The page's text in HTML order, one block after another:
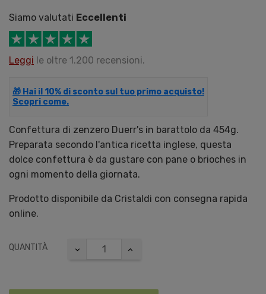
Siamo valutati Eccellenti
Leggi le oltre 1.200 recensioni.
🎁 Hai il 10% di sconto sul tuo primo acquisto!
Scopri come.
Confettura di zenzero Duerr's in barattolo da 454g.
Preparata secondo l'antica ricetta inglese, questa
dolce confettura è da gustare con pane o brioches in
ogni momento della giornata.
Prodotto disponibile da Cristaldi con consegna rapida
online.
QUANTITÀ